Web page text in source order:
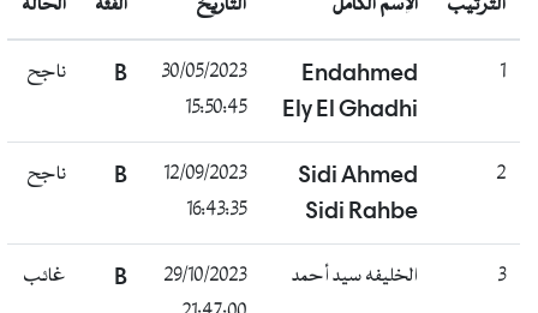
الترتيب
الإسم الكامل التاريخ الفئة الحالة
1
Endahmed
Ely El Ghadhi
30/05/2023
15:50:45
B ناجح
2
Sidi Ahmed
Sidi Rahbe
12/09/2023
16:43:35
B ناجح
3 الخليفه سيد أحمد
29/10/2023
B غائب